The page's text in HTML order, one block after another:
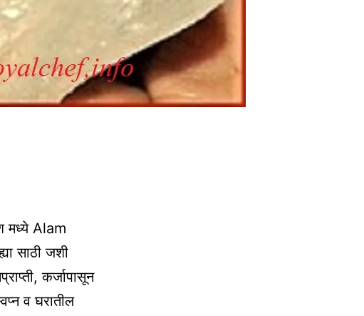
मध्ये Alam
साठी जशी
कर्जापासून
व घरातील